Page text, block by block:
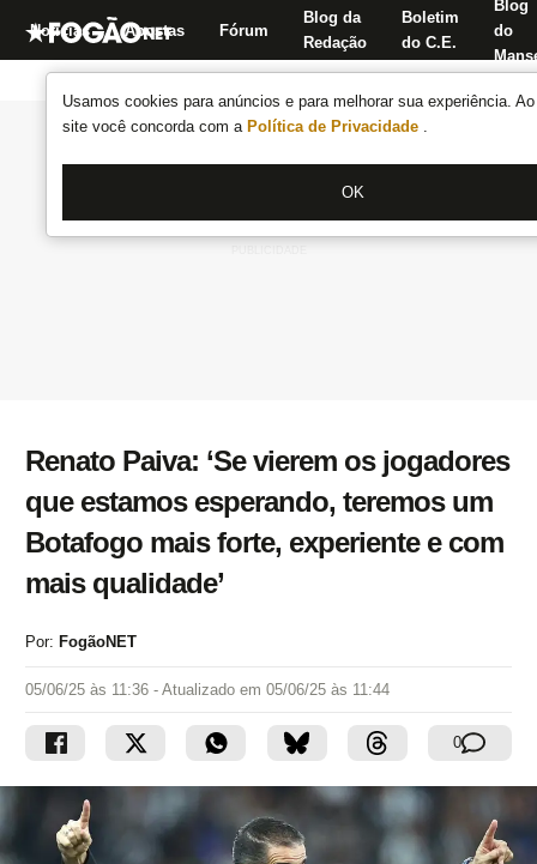
Usamos cookies para anúncios e para melhorar sua experiência.
site você concorda com a Política de Privacidade .
OK
Notícias Apostas Fórum
Blog da
Redação
Boletim
do C.E.
Blog
do
Renato Paiva: ‘Se vierem os jogadores
que estamos esperando, teremos um
Botafogo mais forte, experiente e com
mais qualidade’
Por: FogãoNET
05/06/25 às 11:36 - Atualizado em 05/06/25 às 11:44
0